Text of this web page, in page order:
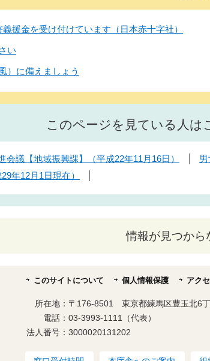
援金を受け付けています（日本赤十字社）
い
）に備えましょう
このページを見ている人
会議【地域振興課】（平成22年11月16日）
年12月1日現在）
情報が見つから
このサイトについて 個人情報保護 アク
所在地： 〒176-8501 東京都練馬区豊玉北6
電話： 03-3993-1111（代表）
法人番号： 3000020131202